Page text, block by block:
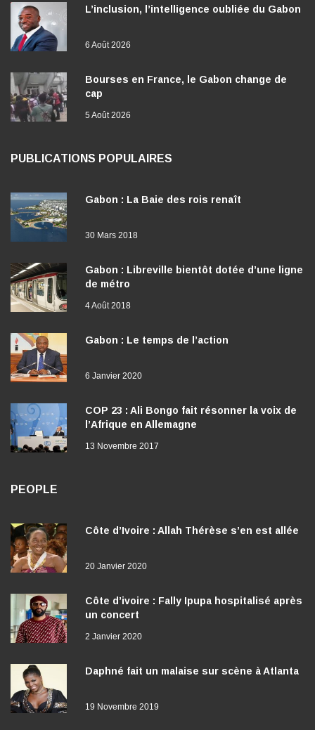
L’inclusion, l’intelligence oubliée du Gabon
6 Août 2026
Bourses en France, le Gabon change de
cap
5 Août 2026
PUBLICATIONS POPULAIRES
Gabon : La Baie des rois renaît
30 Mars 2018
Gabon : Libreville bientôt dotée d’une ligne
de métro
4 Août 2018
Gabon : Le temps de l’action
6 Janvier 2020
COP 23 : Ali Bongo fait résonner la voix de
l’Afrique en Allemagne
13 Novembre 2017
PEOPLE
Côte d’Ivoire : Allah Thérèse s’en est allée
20 Janvier 2020
Côte d’ivoire : Fally Ipupa hospitalisé après
un concert
2 Janvier 2020
Daphné fait un malaise sur scène à Atlanta
19 Novembre 2019